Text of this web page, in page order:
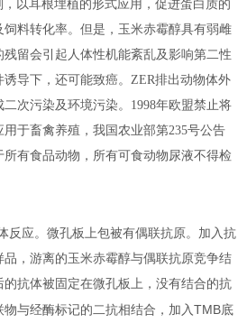
以耳根埋植的形式应用，促进蛋白质的
料转化率。但是，玉米赤霉醇具有弱雌
留会引起人体性机能紊乱及影响第二性
导下，还可能致癌。 ZER排出动物体外
次污染及环境污染。 1998年欧盟禁止将
于畜禽养殖，我国农业部第235号公告
有食品动物，所有可食动物尿液不得检
反应。微孔板上包被有偶联抗原。加入抗
，游离的玉米赤霉醇与偶联抗原竞争结
抗体被固定在微孔板上，没有结合的抗
与经酶标记的二抗相结合，加入TMB底